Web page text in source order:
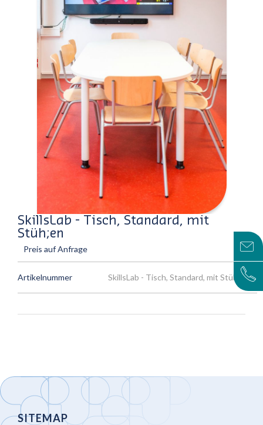
SkillsLab - Tisch, Standard, mit
Stüh;en
Preis auf Anfrage
Artikelnummer SkillsLab - Tisch, Standard, mit Stüh;en
SITEMAP